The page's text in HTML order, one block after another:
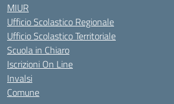
MIUR
Ufficio Scolastico Regionale
Ufficio Scolastico Territoriale
Scuola in Chiaro
Iscrizioni On Line
Invalsi
Comune